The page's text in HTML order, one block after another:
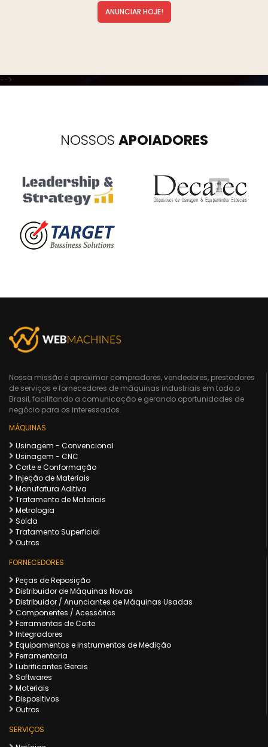
ANUNCIAR HOJE!
-->
NOSSOS APOIADORES
Nossa missão é aproximar compradores, vendedores, prestadores
de serviços e fornecedores de máquinas industriais em todo o
Brasil, facilitando a comunicação e gerando oportunidades de
negócio para os interessados.
MÁQUINAS
Usinagem - Convencional
Usinagem - CNC
Corte e Conformação
Injeção de Materiais
Manufatura Aditiva
Tratamento de Materiais
Metrologia
Solda
Tratamento Superficial
Outros
FORNECEDORES
Peças de Reposição
Distribuidor de Máquinas Novas
Distribuidor / Anunciantes de Máquinas Usadas
Componentes / Acessórios
Ferramentas de Corte
Integradores
Equipamentos e Instrumentos de Medição
Ferramentaria
Lubrificantes Gerais
Softwares
Materiais
Dispositivos
Outros
SERVIÇOS